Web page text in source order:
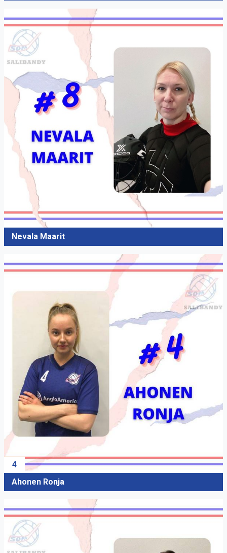
Nevala Maarit
4
Ahonen Ronja